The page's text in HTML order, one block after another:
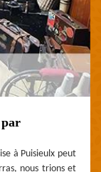
à Puisieulx peut
nous trions et